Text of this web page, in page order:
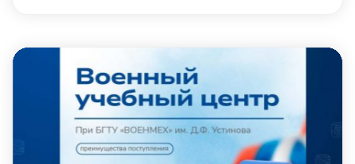
речи он подчеркнул важность присяги как
главного акта верности Родине и воинскому
Прозвучал гимн […]